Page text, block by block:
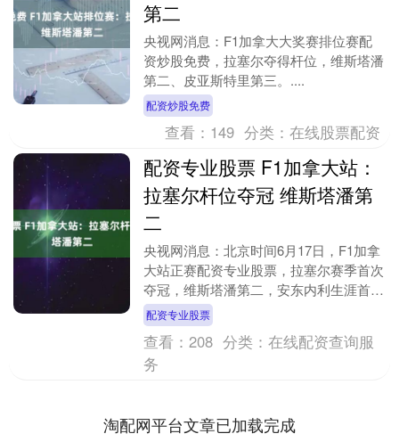
第二
央视网消息：F1加拿大大奖赛排位赛配
资炒股免费，拉塞尔夺得杆位，维斯塔潘
第二、皮亚斯特里第三。....
配资炒股免费
查看： 149 分类：在线股票配资
配资专业股票 F1加拿大站：
拉塞尔杆位夺冠 维斯塔潘第
二
央视网消息：北京时间6月17日，F1加拿
大站正赛配资专业股票，拉塞尔赛季首次
夺冠，维斯塔潘第二，安东内利生涯首次
登上领奖台。....
配资专业股票
查看：208 分类：在线配资查询服
务
淘配网平台文章已加载完成